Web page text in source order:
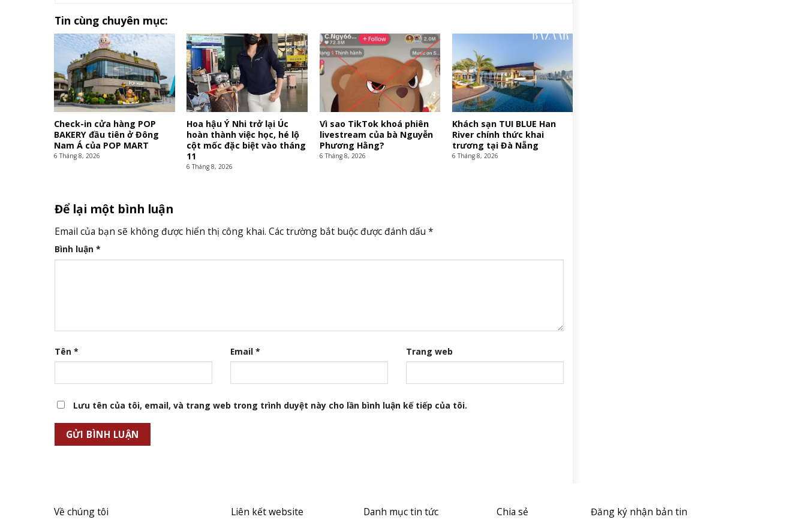
Tin cùng chuyên mục:
Check-in cửa hàng POP
BAKERY đầu tiên ở Đông
Nam Á của POP MART
6 Tháng 8, 2026
Hoa hậu Ý Nhi trở lại Úc
hoàn thành việc học, hé lộ
cột mốc đặc biệt vào tháng
11
6 Tháng 8, 2026
Vì sao TikTok khoá phiên
livestream của bà Nguyễn
Phương Hằng?
6 Tháng 8, 2026
Khách sạn TUI BLUE Han
River chính thức khai
trương tại Đà Nẵng
6 Tháng 8, 2026
Để lại một bình luận
Email của bạn sẽ không được hiển thị công khai. Các trường bắt buộc được đánh dấu *
Bình luận *
Tên * Email * Trang web
Lưu tên của tôi, email, và trang web trong trình duyệt này cho lần bình luận kế tiếp của tôi.
Về chúng tôi Liên kết website Danh mục tin tức Chia sẻ Đăng ký nhận bản tin